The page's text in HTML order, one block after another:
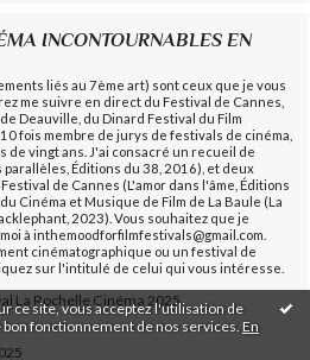
ce site, vous acceptez l'utilisation de
fonctionnement de nos services. En
INCONTOURNABLES EN
liés au 7ème art) sont ceux que je vous
me suivre en direct du Festival de Cannes,
Deauville, du Dinard Festival du Film
fois membre de jurys de festivals de cinéma,
de vingt ans. J'ai consacré un recueil de
Éditions du 38, 2016), et deux
de Cannes (L'amor dans l'âme, Éditions
Cinéma et Musique de Film de La Baule (La
2023). Vous souhaitez que je
à inthemoodforfilmfestivals@gmail.com.
cinématographique ou un festival de
sur l'intitulé de celui qui vous intéresse.
La Rochelle Cinéma 2025